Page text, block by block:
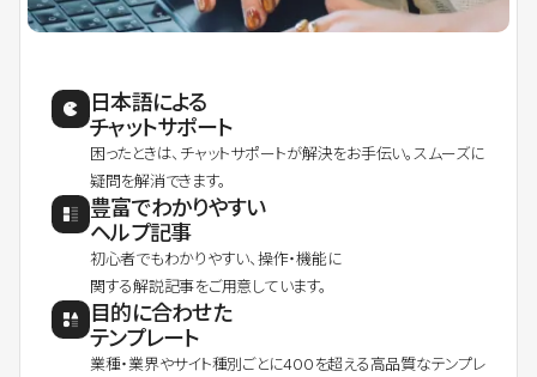
日本語による
チャットサポート
困ったときは、チャットサポートが解決をお手伝い。スムーズに
疑問を解消できます。
豊富でわかりやすい
ヘルプ記事
初心者でもわかりやすい、操作・機能に
関する解説記事をご用意しています。
目的に合わせた
テンプレート
業種・業界やサイト種別ごとに400を超える高品質なテンプレ